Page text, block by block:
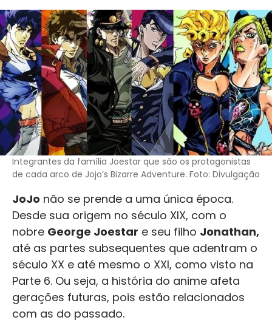
Integrantes da família Joestar que são os protagonistas
de cada arco de Jojo’s Bizarre Adventure. Foto: Divulgação
JoJo não se prende a uma única época.
Desde sua origem no século XIX, com o
nobre George Joestar e seu filho Jonathan,
até as partes subsequentes que adentram o
século XX e até mesmo o XXI, como visto na
Parte 6. Ou seja, a história do anime afeta
gerações futuras, pois estão relacionados
com as do passado.